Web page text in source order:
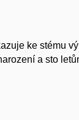
ke stému
a sto